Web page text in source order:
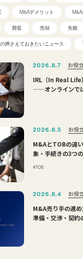
M&Aデメリット
買収 売却 失敗
押さえておきたいニュース
2026.8.7 お役
IRL（In Real Life
——オンラインで
2026.8.5 お役
M&AとTOBの違い
象・手続きの3つ
TOB
2026.8.4 お役
M&A売り手の進
準備・交渉・契約